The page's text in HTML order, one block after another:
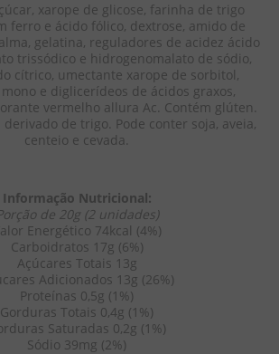
xarope de glicose, farinha de trigo
ferro e ácido fólico, dextrose, amido de
gelatina, reguladores de acidez ácido
trissódico e hidrogenomalato de sódio,
cítrico, umectante xarope de sorbitol,
e diglicerídeos de ácidos graxos,
vermelho allura Ac. Contém glúten.
de trigo. Pode conter soja, aveia,
centeio e cevada.
Informação Nutricional:
de 20g (2 unidades)
Energético 74kcal (4%)
Carboidratos 17g (6%)
Açúcares Totais 13g
Adicionados 13g (26%)
Proteínas 0,5g (1%)
Gorduras Totais 0,4g (1%)
Saturadas 0,2g (1%)
Sódio 39mg (2%)